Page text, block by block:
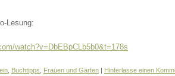
Lesung:
watch?v=DbEBpCLb5b0&t=178s
Buchtipps Frauen und Gärten Hinterlasse einen